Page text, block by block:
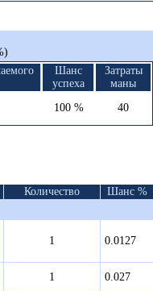
Шанс
успеха
Затраты
маны
100 % 40
Количество
Шанс %
1 0.0127
1 0.027